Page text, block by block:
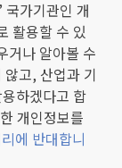
가기관인 개
활용할 수 있
거나 알아볼 수
고, 산업과 기
하겠다고 합
개인정보를
에 반대합니